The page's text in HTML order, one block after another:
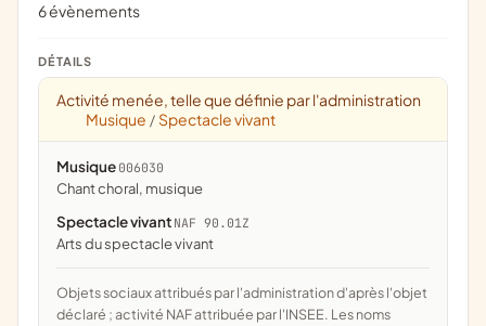
6 évènements
DÉTAILS
Activité menée, telle que définie par l'administration
Musique / Spectacle vivant
Musique 006030
chant choral, musique
Spectacle vivant NAF 90.01Z
Arts du spectacle vivant
Objets sociaux attribués par l'administration d'après l'objet
déclaré ; activité NAF attribuée par l'INSEE. Les noms